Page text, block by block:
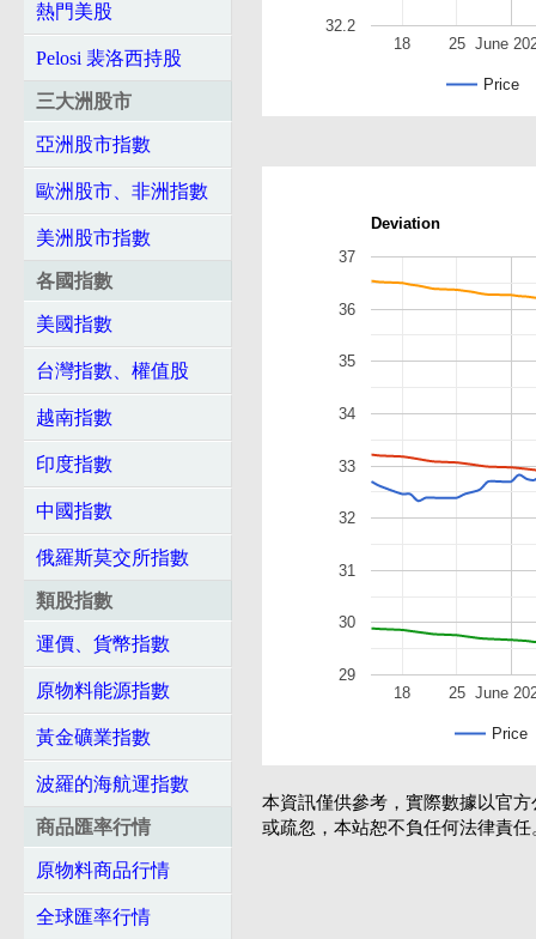
熱門美股
Pelosi 裴洛西持股
三大洲股市
亞洲股市指數
歐洲股市、非洲指數
美洲股市指數
各國指數
美國指數
台灣指數、權值股
越南指數
印度指數
中國指數
俄羅斯莫交所指數
類股指數
運價、貨幣指數
原物料能源指數
黃金礦業指數
波羅的海航運指數
商品匯率行情
原物料商品行情
全球匯率行情
Price
June
18 25
32.2
Deviation
Price
June
18 25
29
30
31
32
33
34
35
36
37
本資訊僅供參考，實際數據以官
或疏忽，本站恕不負任何法律責任